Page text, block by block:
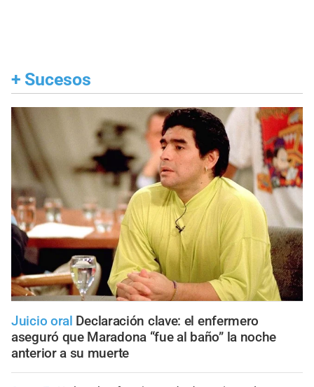
+ Sucesos
Juicio oral Declaración clave: el enfermero
aseguró que Maradona “fue al baño” la noche
anterior a su muerte